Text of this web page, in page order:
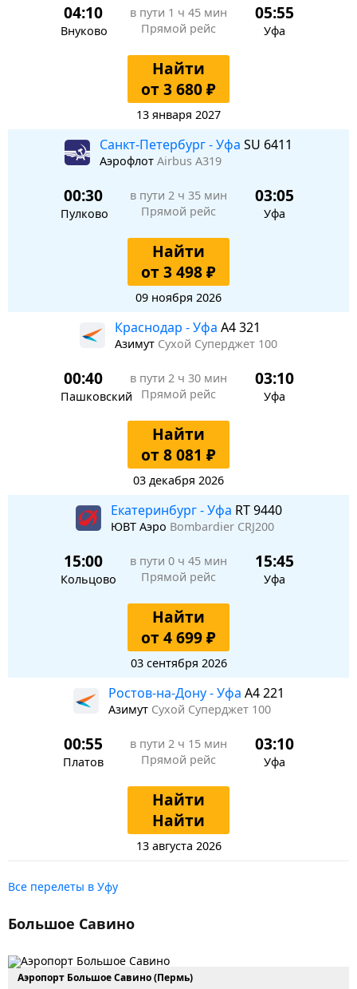
04:10
Внуково
в пути 1 ч 45 мин
Прямой рейс
05:55
Уфа
Найти
от 3 680 ₽
13 января 2027
Санкт-Петербург - Уфа SU 6411
Аэрофлот Airbus A319
00:30
Пулково
в пути 2 ч 35 мин
Прямой рейс
03:05
Уфа
Найти
от 3 498 ₽
09 ноября 2026
Краснодар - Уфа A4 321
Азимут Сухой Суперджет 100
00:40
Пашковский
в пути 2 ч 30 мин
Прямой рейс
03:10
Уфа
Найти
от 8 081 ₽
03 декабря 2026
Екатеринбург - Уфа RT 9440
ЮВТ Аэро Bombardier CRJ200
15:00
Кольцово
в пути 0 ч 45 мин
Прямой рейс
15:45
Уфа
Найти
от 4 699 ₽
03 сентября 2026
Ростов-на-Дону - Уфа A4 221
Азимут Сухой Суперджет 100
00:55
Платов
в пути 2 ч 15 мин
Прямой рейс
03:10
Уфа
Найти
Найти
13 августа 2026
Все перелеты в Уфу
Большое Савино
Аэропорт Большое Савино (Пермь)